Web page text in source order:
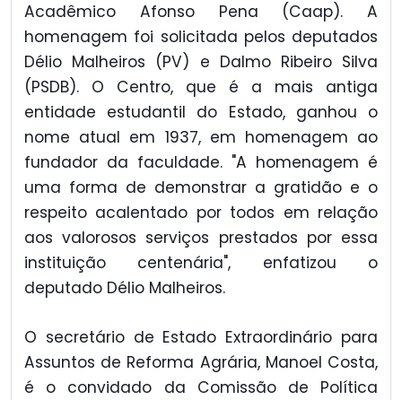
Acadêmico Afonso Pena (Caap). A
homenagem foi solicitada pelos deputados
Délio Malheiros (PV) e Dalmo Ribeiro Silva
(PSDB). O Centro, que é a mais antiga
entidade estudantil do Estado, ganhou o
nome atual em 1937, em homenagem ao
fundador da faculdade. "A homenagem é
uma forma de demonstrar a gratidão e o
respeito acalentado por todos em relação
aos valorosos serviços prestados por essa
instituição centenária", enfatizou o
deputado Délio Malheiros.
O secretário de Estado Extraordinário para
Assuntos de Reforma Agrária, Manoel Costa,
é o convidado da Comissão de Política